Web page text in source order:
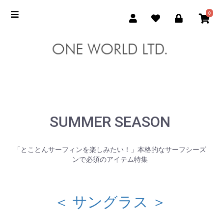
0
SUMMER SEASON
「とことんサーフィンを楽しみたい！」本格的なサーフシーズ
ンで必須のアイテム特集
＜ サングラス ＞